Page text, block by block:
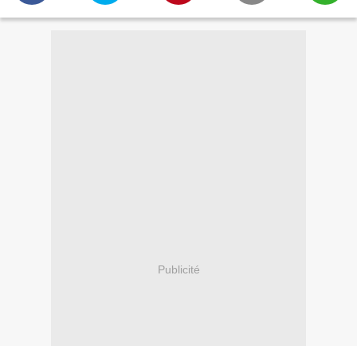
Publicité